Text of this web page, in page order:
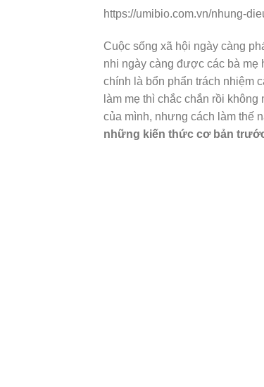
https://umibio.com.vn/nhung-
Cuộc sống xã hội ngày càng
nhi ngày càng được các bà mẹ
chính là bổn phẩn trách nhiệm
làm mẹ thì chắc chắn rồi
của mình, nhưng cách làm thế
những kiến thức cơ bản